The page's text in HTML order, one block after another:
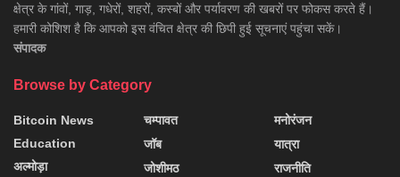
क्षेत्र के गांवों, गाड़, गधेरों, शहरों, कस्बों और पर्यावरण की खबरों पर फोकस करते हैं।
हमारी कोशिश है कि आपको इस वंचित क्षेत्र की छिपी हुई सूचनाएं पहुंचा सकें।
संपादक
Browse by Category
Bitcoin News
Education
अल्मोड़ा
चम्पावत
जॉब
जोशीमठ
मनोरंजन
यात्रा
राजनीति